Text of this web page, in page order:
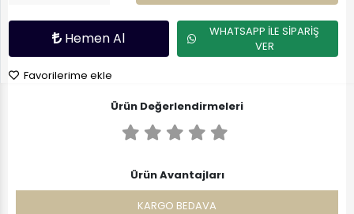
Hemen Al
WHATSAPP İLE SİPARİŞ
VER
Favorilerime ekle
Ürün Değerlendirmeleri
Ürün Avantajları
KARGO BEDAVA